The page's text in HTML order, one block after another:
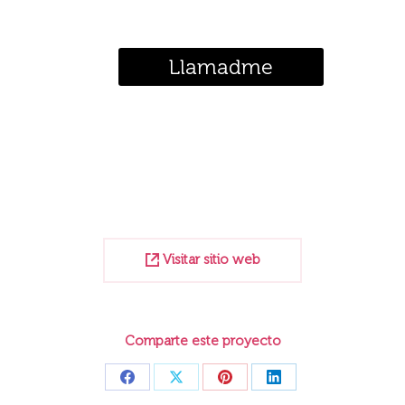
Llamadme
Visitar sitio web
Comparte este proyecto
Share
Share
Share
Share